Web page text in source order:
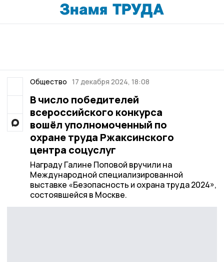
Общество 17 декабря 2024, 18:08
В число победителей
всероссийского конкурса
вошёл уполномоченный по
охране труда Ржаксинского
центра соцуслуг
Награду Галине Поповой вручили на
Международной специализированной
выставке «Безопасность и охрана труда 2024»,
состоявшейся в Москве.